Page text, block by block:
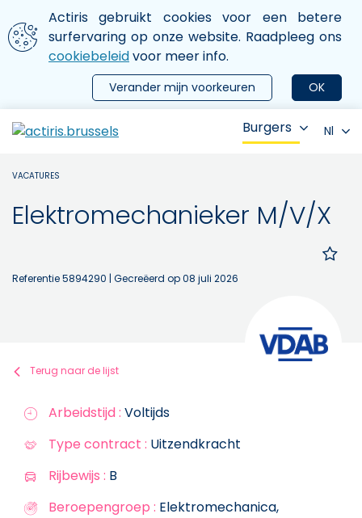
Aller au contenu principal
We gebruiken cookies
Actiris gebruikt cookies voor een betere
surfervaring op onze website. Raadpleeg ons
cookiebeleidvoor meer info.
OK
Verander mijn voorkeuren
le menu
Burgers Nl
VACATURES
Elektromechanieker M/V/X
Referentie 5894290 | Gecreëerd op 08 juli 2026
Terug naar de lijst
Arbeidstijd : Voltijds
Type contract : Uitzendkracht
Rijbewijs : B
Beroepengroep : Elektromechanica,